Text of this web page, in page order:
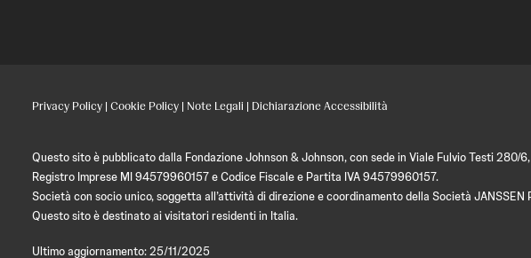
Privacy Policy | Cookie Policy | Note Legali | Dichiarazione Accessibilità
Questo sito è pubblicato dalla Fondazione Johnson & Johnson, con sede in Viale Fulvio Testi 280/
Registro Imprese MI 94579960157 e Codice Fiscale e Partita IVA 94579960157.
Società con socio unico, soggetta all’attività di direzione e coordinamento della Società JANSSEN
Questo sito è destinato ai visitatori residenti in Italia.
Ultimo aggiornamento: 25/11/2025